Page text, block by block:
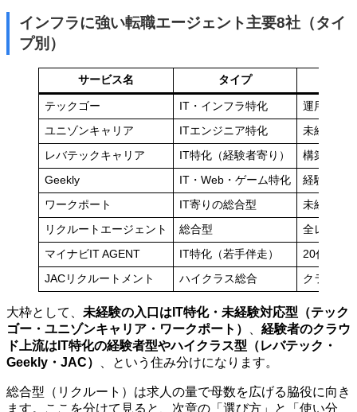
インフラに強い転職エージェント主要8社（タイ
プ別）
サービス名 タイプ
テックゴー IT・インフラ特化 運用〜構
ユニゾンキャリア ITエンジニア特化 未経験〜
レバテックキャリア IT特化（経験者寄り） 構築〜設
Geekly IT・Web・ゲーム特化 経験者の
ワークポート IT寄りの総合型 未経験〜
リクルートエージェント 総合型 全レイヤ
マイナビIT AGENT IT特化（若手伴走） 20代・第
JACリクルートメント ハイクラス総合 クラウド
大枠として、 未経験の入口はIT特化・未経験対応型（テック
ゴー・ユニゾンキャリア・ワークポート）
経験者のクラウ
ド上流はIT特化の経験者型やハイクラス型（レバテック・
Geekly・JAC）
、という住み分けになります。
総合型（リクルート）は求人の量で母数を広げる脇役に向き
ます。ここを分けて見ると、次章の「選び方」と「使い分